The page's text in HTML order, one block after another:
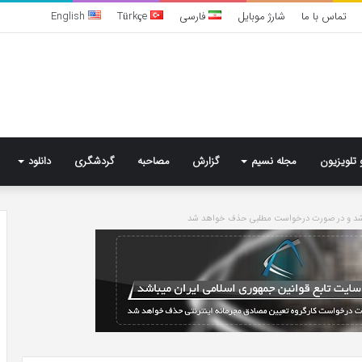
تماس با ما شارژ موبایل فارسی Türkçe
English
تلویزیون مجله نسیم گزارش مصاحبه گردشگری دانلود
و در صورت درخواست مطلبی حذف خواهد شد
سندرم
پرادر-
ویلی
چگونه
انجام
4 روز پیش